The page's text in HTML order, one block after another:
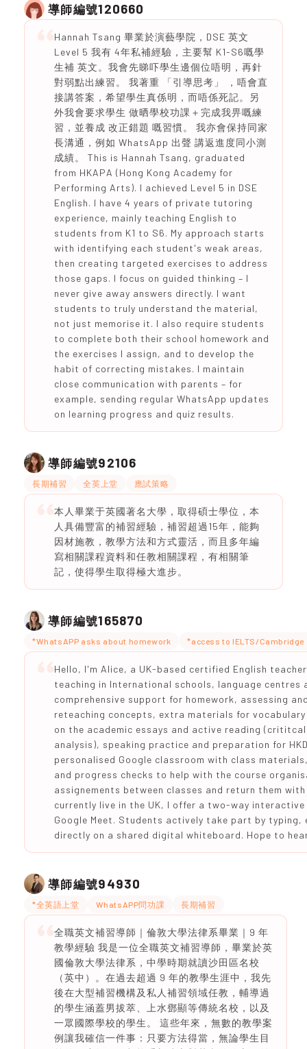
導師編號120660
Hannah Tsang 畢業於演藝學院，DSE 英文
Level 5 我有 4年私補經驗，主要幫 K1-S6嘅學
生補 英文。我會先睇吓學生邊個位唔明，再針
對弱點出練習。 我著重 「引導思考」 ，唔會直
接講答案，希望學生真係明，而唔係死記。另
外我會要求學生 做晒學校功課＋完成我畀嘅練
習，並養成 改正錯題 嘅習慣。 我亦會保持同家
長溝通，例如 WhatsApp 出聲 講返進度同小測
成績。 This is Hannah Tsang, graduated
from HKAPA (Hong Kong Academy for
Performing Arts). I achieved Level 5 in DSE
English. I have 4 years of private tutoring
experience, mainly teaching English to
students from K1 to S6. My approach starts
with identifying each student's weak areas,
then creating targeted exercises to address
those gaps. I focus on guided thinking – I
never give away answers directly. I want
students to truly understand the material,
not just memorise it. I also require students
to complete both their school homework and
the exercises I assign, and to develop the
habit of correcting mistakes. I maintain
close communication with parents – for
example, sending regular WhatsApp updates
on learning progress and quiz results.
導師編號92106
長期補習 全英上堂 應試策略
本人畢業于英國著名大學，取得碩士學位，本
人具備豐富的補習經驗，補習超過15年，能夠
因材施教，教學方法和方式靈活，而且多年編
寫相關課程資料和任教相關課程，有相關筆
記，使得學生取得極大進步。
導師編號165870
*WhatsAPP asks about homework *access to IELTS/
Hello, I'm Alice, a UK-based certified English
teaching in International schools, language centres
comprehensive support for homework, assessing
reteaching concepts, extra materials for
on the academic essays and active reading
analysis), speaking practice and preparation for
personalised Google classroom with class
and progress checks to help with the course
assignements between classes and return them
currently live in the UK, I offer a two-way
Google Meet. Students actively take part by
directly on a shared digital whiteboard. Hope to
導師編號94930
*全英語上堂 WhatsAPP問功課 長期補習
全職英文補習導師｜倫敦大學法律系畢業｜9 年
教學經驗 我是一位全職英文補習導師，畢業於英
國倫敦大學法律系，中學時期就讀沙田區名校
（英中）。在過去超過 9 年的教學生涯中，我先
後在大型補習機構及私人補習領域任教，輔導過
的學生涵蓋男拔萃、上水鄧顯等傳統名校，以及
一眾國際學校的學生。 這些年來，無數的教學案
例讓我確信一件事：只要方法得當，無論學生目